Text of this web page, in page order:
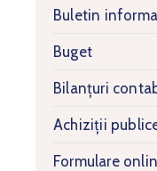
Buletin
Buget
Bilanțuri
Achiziții
Formulare